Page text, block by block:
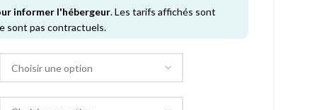
informer l'hébergeur. Les tarifs affichés sont
sont pas contractuels.